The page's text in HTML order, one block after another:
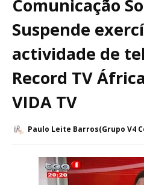
Comunicação
Suspende
actividade de
Record TV
VIDA TV
Paulo Leite Barros(Grupo V4